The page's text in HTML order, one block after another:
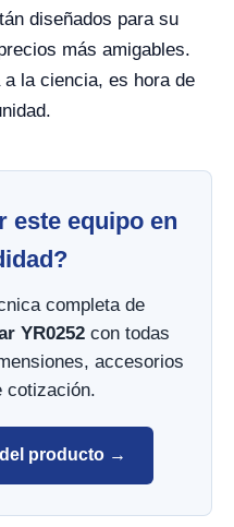
diseñados para su
más amigables.
la ciencia, es hora de
este equipo en
completa de
YR0252con todas
accesorios
cotización.
producto →